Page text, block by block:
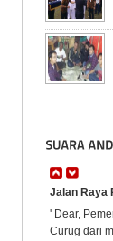
Jalan Raya
' Dear,
Curug dari